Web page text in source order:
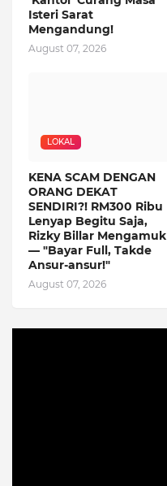
Isteri Sarat
Mengandung!
August 07, 2026
LOKAL
KENA SCAM DENGAN
ORANG DEKAT
SENDIRI?! RM300 Ribu
Lenyap Begitu Saja,
Rizky Billar Mengamuk
— "Bayar Full, Takde
Ansur-ansur!"
August 07, 2026